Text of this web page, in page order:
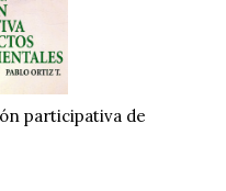
participativa de